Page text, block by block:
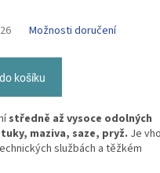
Možnosti doručení
košíku
středně až vysoce odolných
maziva, saze, pryž. Je
službách a těžkém